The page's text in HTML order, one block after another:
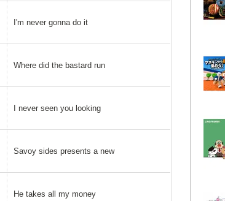
I'm never gonna do it
Where did the bastard run
FAGEN DONALD JAY
FAGEN DONALD JAY
I never seen you looking
FAGEN DONALD JAY
FAGEN DONALD JAY
Savoy sides presents a new
He takes all my money